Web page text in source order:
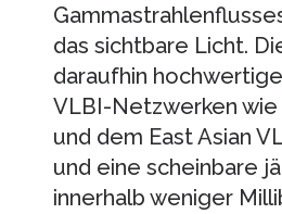
das sichtbare Licht.
daraufhin
VLBI-Netzwerken wie
und dem East Asian
und eine scheinbare
innerhalb weniger